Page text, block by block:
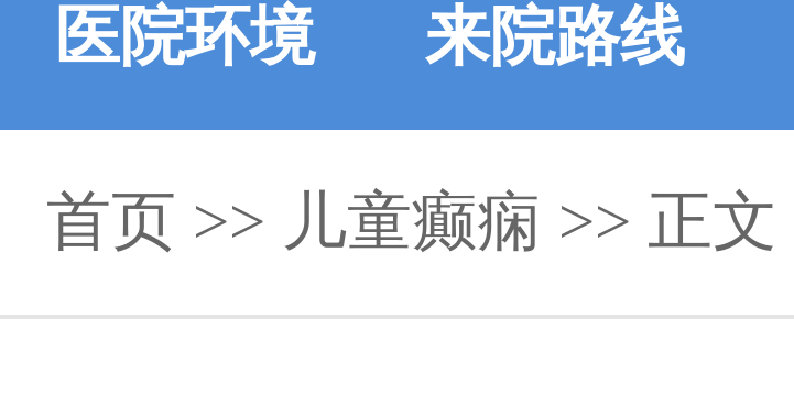
医院环境 来院路线
首页 >> 儿童癫痫 >> 正文